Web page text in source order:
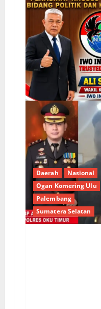
Daerah
Nasional
Ogan Komering Ulu
Palembang
Sumatera Selatan